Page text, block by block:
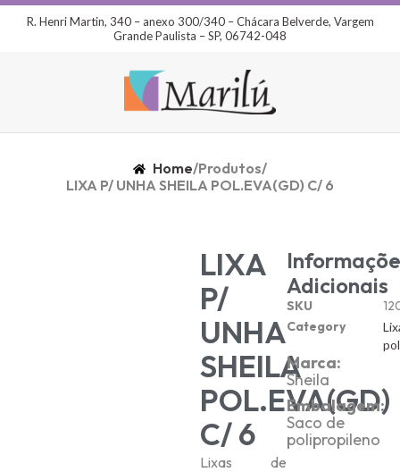
R. Henri Martin, 340 – anexo 300/340 – Chácara Belverde, Vargem
Grande Paulista – SP, 06742-048
Home/Produtos/
LIXA P/ UNHA SHEILA POL.EVA(GD) C/ 6
LIXA
P/
UNHA
SHEILA
POL.EVA(GD)
C/ 6
Lixas de
Adicionais
SKU
Category
Marca:
Sheila
Embalagem:
Saco de
polipropileno